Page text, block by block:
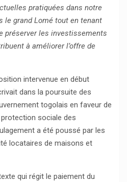
pratiquées dans notre
le grand Lomé tout en tenant
préserver les investissements
à améliorer l’offre de
intervenue en début
dans la poursuite des
togolais en faveur de
sociale des
a été poussé par les
locataires de maisons et
qui régit le paiement du